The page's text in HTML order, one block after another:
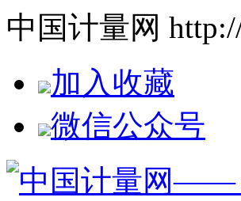
中国计量网
加入收藏
微信公众号